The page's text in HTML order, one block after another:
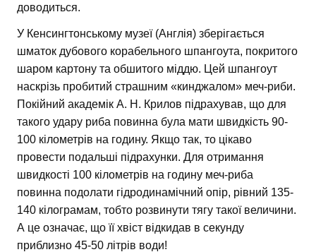
доводиться.
У Кенсингтонському музеї (Англія) зберігається
шматок дубового корабельного шпангоута, покритого
шаром картону та обшитого міддю. Цей шпангоут
наскрізь пробитий страшним «кинджалом» меч-риби.
Покійний академік А. Н. Крилов підрахував, що для
такого удару риба повинна була мати швидкість 90-
100 кілометрів на годину. Якщо так, то цікаво
провести подальші підрахунки. Для отримання
швидкості 100 кілометрів на годину меч-риба
повинна подолати гідродинамічний опір, рівний 135-
140 кілограмам, тобто розвинути тягу такої величини.
А це означає, що її хвіст відкидав в секунду
приблизно 45-50 літрів води!